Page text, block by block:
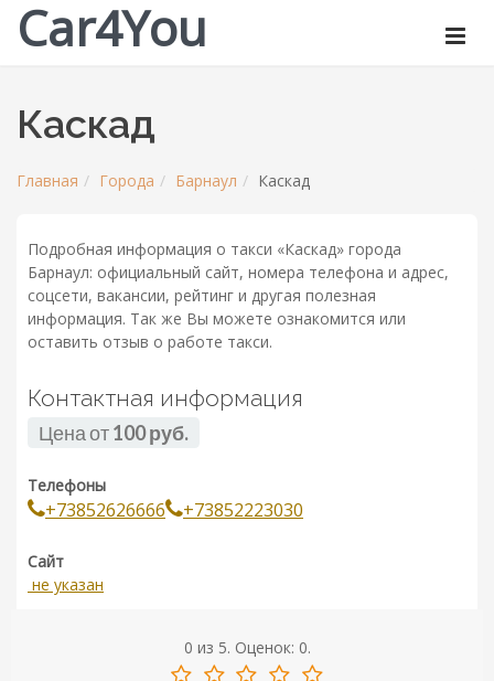
Car4You
Каскад
Главная Города Барнаул Каскад
Подробная информация о такси «Каскад» города
Барнаул: официальный сайт, номера телефона и адрес,
соцсети, вакансии, рейтинг и другая полезная
информация. Так же Вы можете ознакомится или
оставить отзыв о работе такси.
Контактная информация
Цена от100 руб.
Телефоны
+73852626666 +73852223030
Сайт
не указан
0 из 5. Оценок: 0.